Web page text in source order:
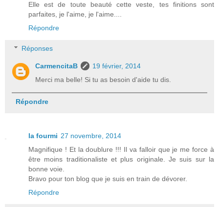
Elle est de toute beauté cette veste, tes finitions sont
parfaites, je l'aime, je l'aime....
Répondre
Réponses
CarmencitaB
19 février, 2014
Merci ma belle! Si tu as besoin d'aide tu dis.
Répondre
la fourmi 27 novembre, 2014
Magnifique ! Et la doublure !!! Il va falloir que je me force à
être moins traditionaliste et plus originale. Je suis sur la
bonne voie.
Bravo pour ton blog que je suis en train de dévorer.
Répondre